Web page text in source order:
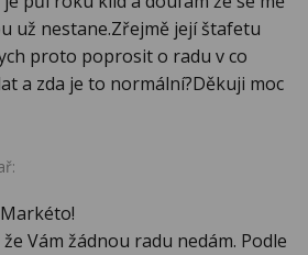
už nestane.Zřejmě její štafetu
proto poprosit o radu v co
a zda je to normální?Děkuji moc
Vám žádnou radu nedám. Podle